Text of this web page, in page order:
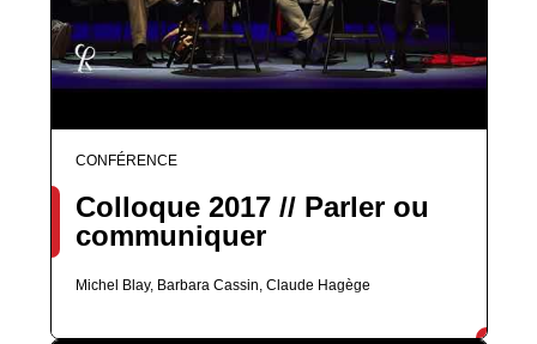
CONFÉRENCE
Colloque 2017 // Parler ou
communiquer
Michel Blay, Barbara Cassin, Claude Hagège